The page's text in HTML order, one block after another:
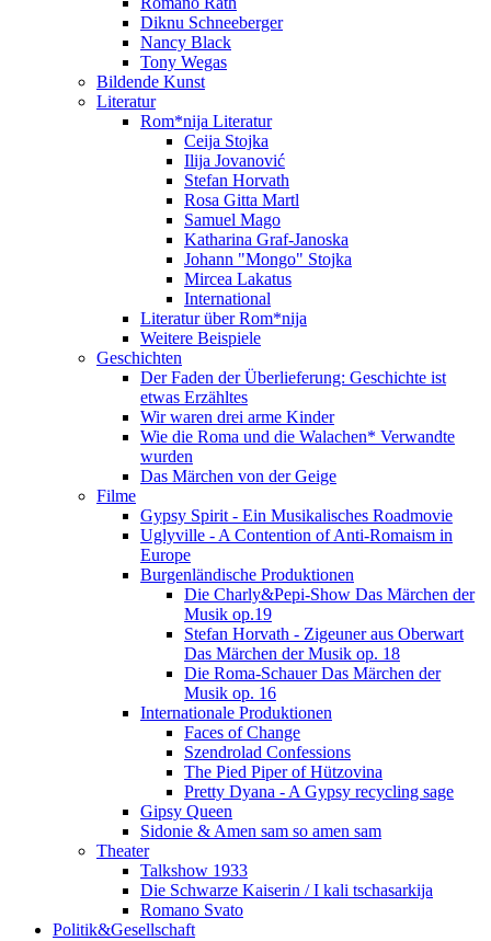
Diknu Schneeberger
Nancy Black
Tony Wegas
Bildende Kunst
Literatur
Rom*nija Literatur
Ceija Stojka
Ilija Jovanović
Stefan Horvath
Rosa Gitta Martl
Samuel Mago
Katharina Graf-Janoska
Johann "Mongo" Stojka
Mircea Lakatus
International
Literatur über Rom*nija
Weitere Beispiele
Geschichten
Der Faden der Überlieferung: Geschichte ist
etwas Erzähltes
Wir waren drei arme Kinder
Wie die Roma und die Walachen* Verwandte
wurden
Das Märchen von der Geige
Filme
Gypsy Spirit - Ein Musikalisches Roadmovie
Uglyville - A Contention of Anti-Romaism in
Europe
Burgenländische Produktionen
Die Charly&Pepi-Show Das Märchen der
Musik op.19
Stefan Horvath - Zigeuner aus Oberwart
Das Märchen der Musik op. 18
Die Roma-Schauer Das Märchen der
Musik op. 16
Internationale Produktionen
Faces of Change
Szendrolad Confessions
The Pied Piper of Hützovina
Pretty Dyana - A Gypsy recycling sage
Gipsy Queen
Sidonie & Amen sam so amen sam
Theater
Talkshow 1933
Die Schwarze Kaiserin / I kali tschasarkija
Romano Svato
Politik&Gesellschaft